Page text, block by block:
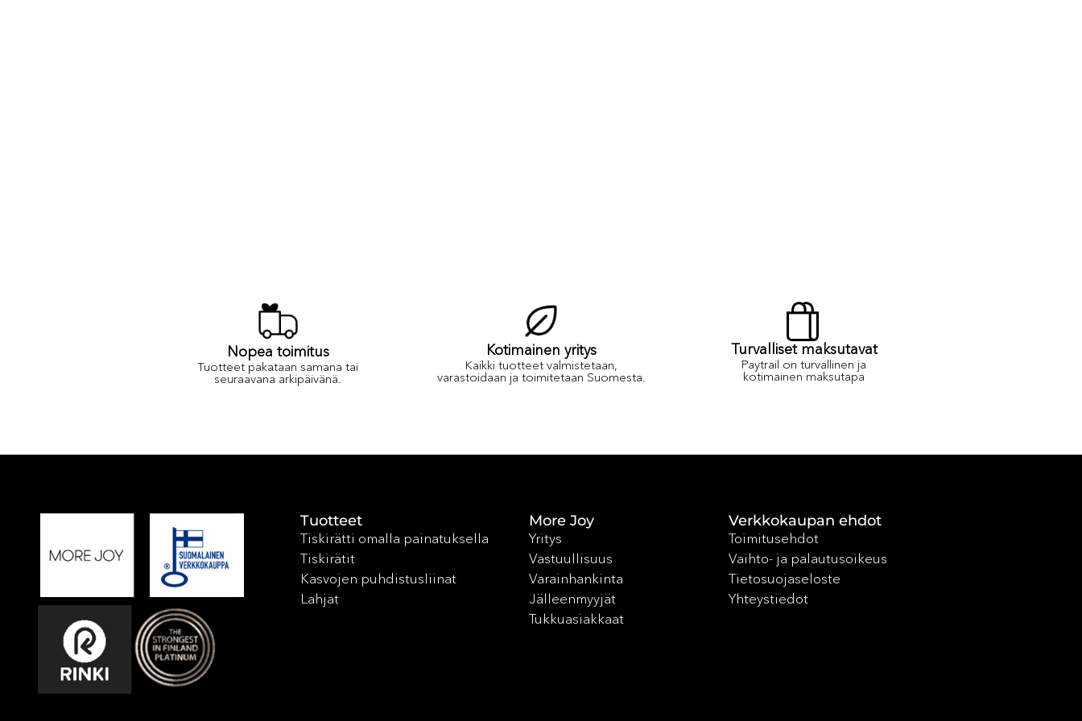
Nopea toimitus
Tuotteet pakataan samana tai
seuraavana arkipäivänä.
Kotimainen yritys
Kaikki tuotteet valmistetaan,
varastoidaan ja toimitetaan Suomesta.
Turvalliset maksutavat
Paytrail on turvallinen ja
kotimainen maksutapa
Tuotteet
Tiskirätti omalla painatuksella
Tiskirätit
Kasvojen puhdistusliinat
Lahjat
More Joy
Yritys
Vastuullisuus
Varainhankinta
Jälleenmyyjät
Tukkuasiakkaat
Verkkokaupan ehdot
Toimitusehdot
Vaihto- ja palautusoikeus
Tietosuojaseloste
Yhteystiedot